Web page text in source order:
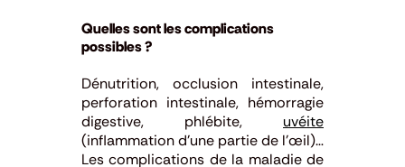
Quelles sont les complications
possibles ?
Dénutrition, occlusion intestinale,
perforation intestinale, hémorragie
digestive, phlébite, uvéite
(inflammation d’une partie de l’œil)…
Les complications de la maladie de